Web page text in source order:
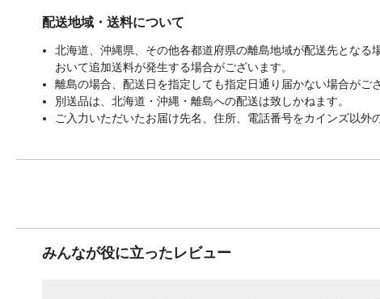
配送地域・送料について
北海道、沖縄県、その他各都道府県の離島地域が配送先とな
おいて追加送料が発生する場合がございます。
離島の場合、配送日を指定しても指定日通り届かない場合がご
別送品は、北海道・沖縄・離島への配送は致しかねます。
ご入力いただいたお届け先名、住所、電話番号をカインズ以外
みんなが役に立ったレビュー